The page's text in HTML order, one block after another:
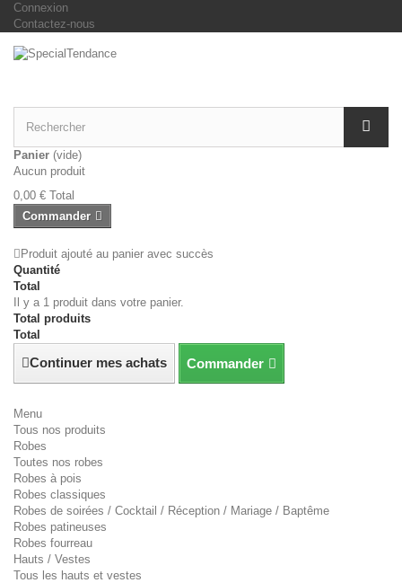
Connexion
Contactez-nous
Panier (vide)
Aucun produit
0,00 € Total
Commander
Produit ajouté au panier avec succès
Quantité
Total
Il y a 1 produit dans votre panier.
Total produits
Total
Continuer mes achats Commander
Menu
Tous nos produits
Robes
Toutes nos robes
Robes à pois
Robes classiques
Robes de soirées / Cocktail / Réception / Mariage / Baptême
Robes patineuses
Robes fourreau
Hauts / Vestes
Tous les hauts et vestes